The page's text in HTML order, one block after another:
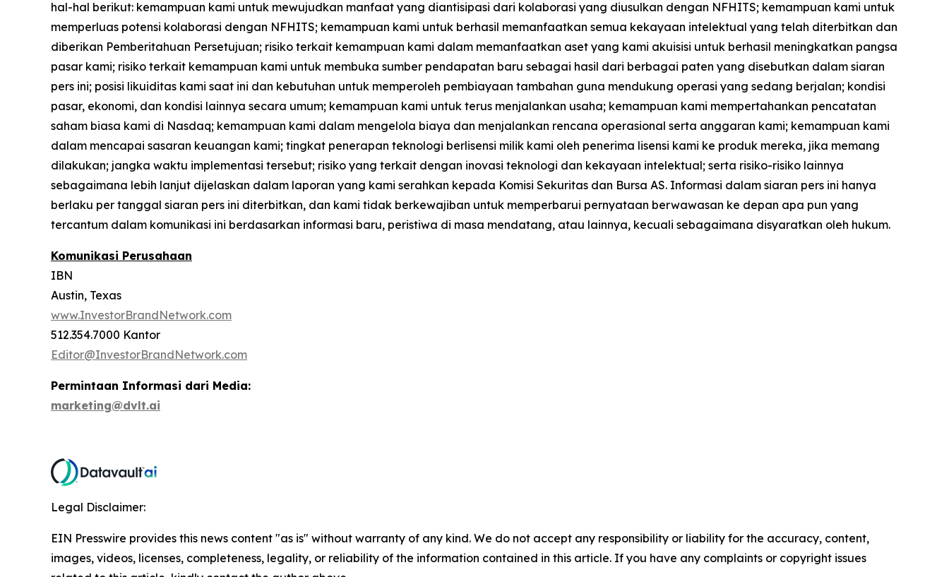
hal-hal berikut: kemampuan kami untuk mewujudkan manfaat yang diantisipasi dari kolaborasi yang diusulkan dengan NFHITS; kemampuan kami untuk
memperluas potensi kolaborasi dengan NFHITS; kemampuan kami untuk berhasil memanfaatkan semua kekayaan intelektual yang telah diterbitkan dan
diberikan Pemberitahuan Persetujuan; risiko terkait kemampuan kami dalam memanfaatkan aset yang kami akuisisi untuk berhasil meningkatkan pangsa
pasar kami; risiko terkait kemampuan kami untuk membuka sumber pendapatan baru sebagai hasil dari berbagai paten yang disebutkan dalam siaran
pers ini; posisi likuiditas kami saat ini dan kebutuhan untuk memperoleh pembiayaan tambahan guna mendukung operasi yang sedang berjalan; kondisi
pasar, ekonomi, dan kondisi lainnya secara umum; kemampuan kami untuk terus menjalankan usaha; kemampuan kami mempertahankan pencatatan
saham biasa kami di Nasdaq; kemampuan kami dalam mengelola biaya dan menjalankan rencana operasional serta anggaran kami; kemampuan kami
dalam mencapai sasaran keuangan kami; tingkat penerapan teknologi berlisensi milik kami oleh penerima lisensi kami ke produk mereka, jika memang
dilakukan; jangka waktu implementasi tersebut; risiko yang terkait dengan inovasi teknologi dan kekayaan intelektual; serta risiko-risiko lainnya
sebagaimana lebih lanjut dijelaskan dalam laporan yang kami serahkan kepada Komisi Sekuritas dan Bursa AS. Informasi dalam siaran pers ini hanya
berlaku per tanggal siaran pers ini diterbitkan, dan kami tidak berkewajiban untuk memperbarui pernyataan berwawasan ke depan apa pun yang
tercantum dalam komunikasi ini berdasarkan informasi baru, peristiwa di masa mendatang, atau lainnya, kecuali sebagaimana disyaratkan oleh hukum.
Komunikasi Perusahaan
IBN
Austin, Texas
www.InvestorBrandNetwork.com
512.354.7000 Kantor
Editor@InvestorBrandNetwork.com
Permintaan Informasi dari Media:
marketing@dvlt.ai
Legal Disclaimer:
EIN Presswire provides this news content "as is" without warranty of any kind. We do not accept any responsibility or liability for the accuracy, content,
images, videos, licenses, completeness, legality, or reliability of the information contained in this article. If you have any complaints or copyright issues